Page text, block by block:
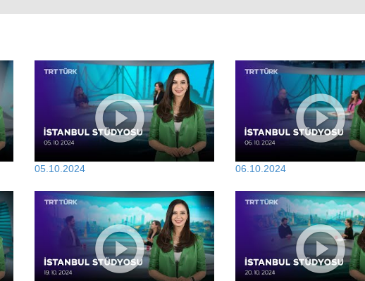
05.10.2024 06.10.2024